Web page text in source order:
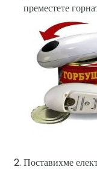
преместете
Поставихме